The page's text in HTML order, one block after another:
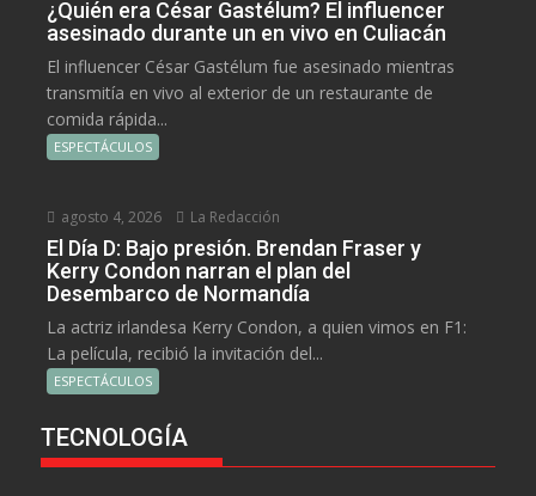
¿Quién era César Gastélum? El influencer
asesinado durante un en vivo en Culiacán
El influencer César Gastélum fue asesinado mientras
transmitía en vivo al exterior de un restaurante de
comida rápida...
ESPECTÁCULOS
agosto 4, 2026 La Redacción
El Día D: Bajo presión. Brendan Fraser y
Kerry Condon narran el plan del
Desembarco de Normandía
La actriz irlandesa Kerry Condon, a quien vimos en F1:
La película, recibió la invitación del...
ESPECTÁCULOS
TECNOLOGÍA